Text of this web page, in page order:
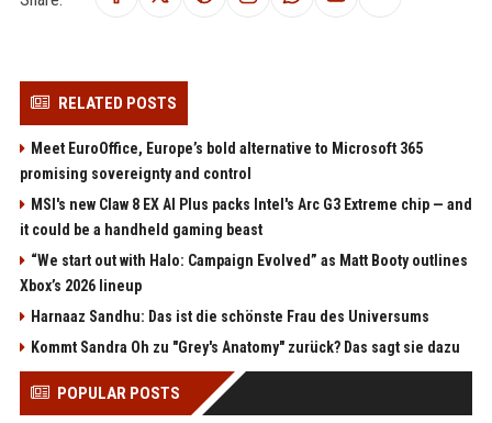
RELATED POSTS
Meet EuroOffice, Europe’s bold alternative to Microsoft 365
promising sovereignty and control
MSI's new Claw 8 EX AI Plus packs Intel's Arc G3 Extreme chip — and
it could be a handheld gaming beast
“We start out with Halo: Campaign Evolved” as Matt Booty outlines
Xbox’s 2026 lineup
Harnaaz Sandhu: Das ist die schönste Frau des Universums
Kommt Sandra Oh zu "Grey's Anatomy" zurück? Das sagt sie dazu
POPULAR POSTS